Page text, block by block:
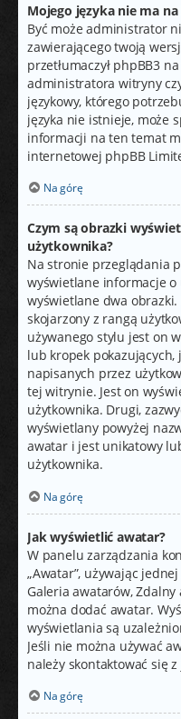
Mojego języka nie ma na
Być może administrator
zawierającego twoją
przetłumaczył phpBB3
administratora witryny
językowy, którego
języka nie istnieje, może
informacji na ten temat
internetowej phpBB
Na górę
Czym są obrazki
użytkownika?
Na stronie przeglądania
wyświetlane informacje o
wyświetlane dwa
skojarzony z rangą
używanego stylu jest on
lub kropek pokazujących,
napisanych przez
tej witrynie. Jest on
użytkownika. Drugi,
wyświetlany powyżej
awatar i jest unikatowy
użytkownika.
Na górę
Jak wyświetlić awatar?
W panelu zarządzania
„Awatar”, używając
Galeria awatarów,
można dodać awatar.
wyświetlania są
Jeśli nie można używać
należy skontaktować się
Na górę